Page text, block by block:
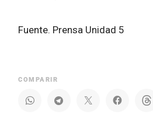
Fuente. Prensa Unidad 5
COMPARIR